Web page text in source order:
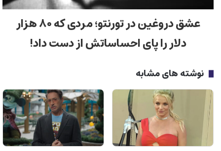
عشق دروغین در تورنتو؛ مردی که ۸۰ هزار
دلار را پای احساساتش از دست داد!
نوشته های مشابه